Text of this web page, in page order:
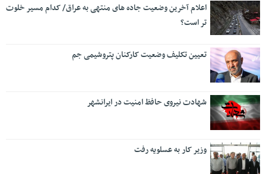
اعلام آخرین وضعیت جاده های منتهی به عراق/ کدام مسیر خلوت
تر است؟
تعیین تکلیف وضعیت کارکنان پتروشیمی جم
شهادت نیروی حافظ امنیت در ایرانشهر
وزیر کار به عسلویه رفت